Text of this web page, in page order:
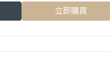
立即購買